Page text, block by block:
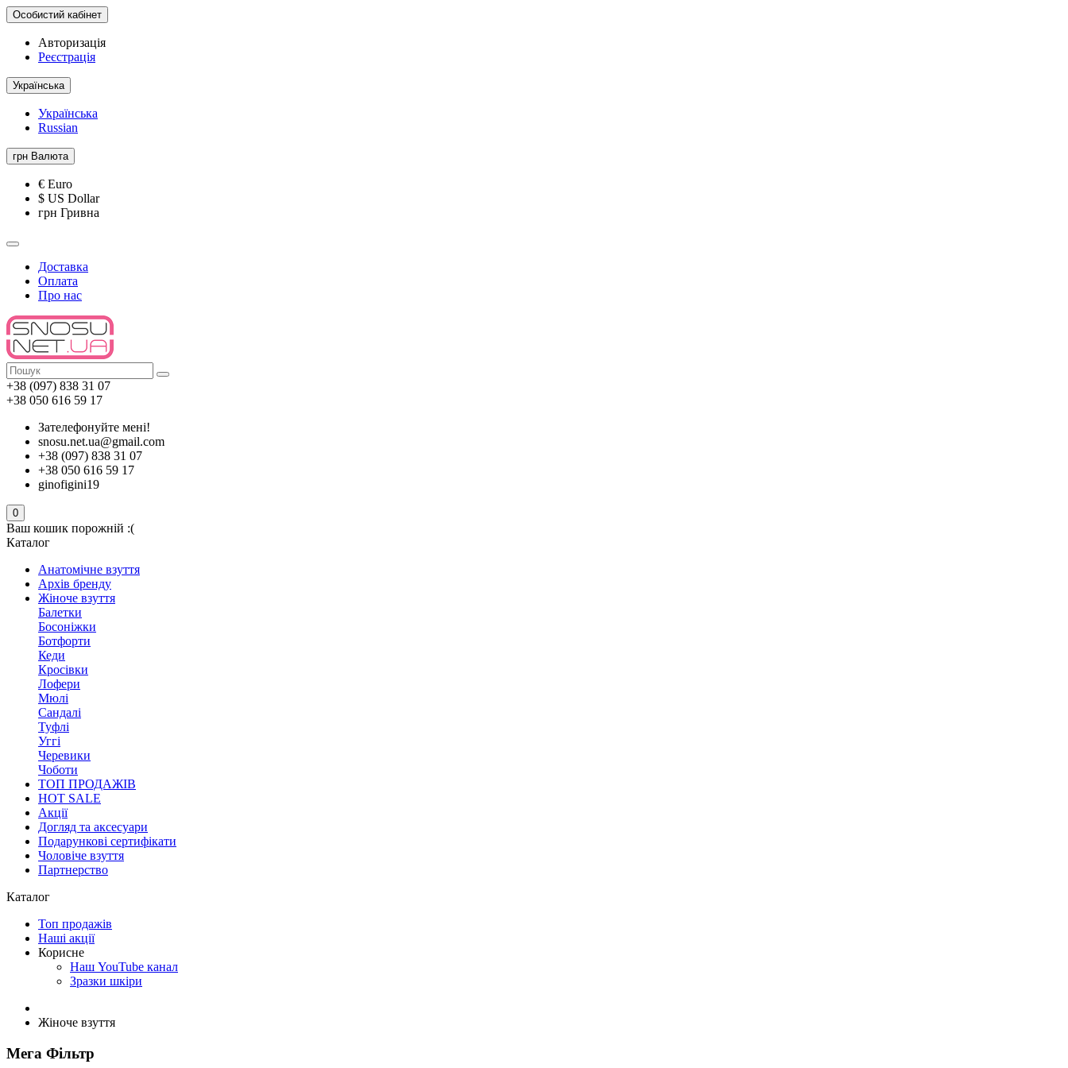
Особистий кабінет
Авторизація
Реєстрація
Українська
Українська
Russian
грн Валюта
€ Euro
$ US Dollar
грн Гривна
Доставка
Оплата
Про нас
+38 (097) 838 31 07
+38 050 616 59 17
Зателефонуйте мені!
snosu.net.ua@gmail.com
+38 (097) 838 31 07
+38 050 616 59 17
ginofigini19
0
Ваш кошик порожній :(
Каталог
Анатомічне взуття
Архів бренду
Жіноче взуття
Балетки
Босоніжки
Ботфорти
Кеди
Кросівки
Лофери
Мюлі
Сандалі
Туфлі
Уггі
Черевики
Чоботи
ТОП ПРОДАЖІВ
HOT SALE
Акції
Догляд та аксесуари
Подарункові сертифікати
Чоловіче взуття
Партнерство
Каталог
Топ продажів
Наші акції
Корисне
Наш YouTube канал
Зразки шкіри
Жіноче взуття
Мега Фільтр